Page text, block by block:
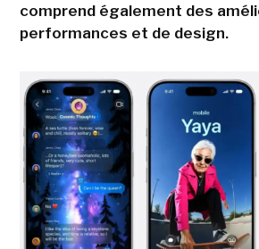
comprend également des
performances et de design.